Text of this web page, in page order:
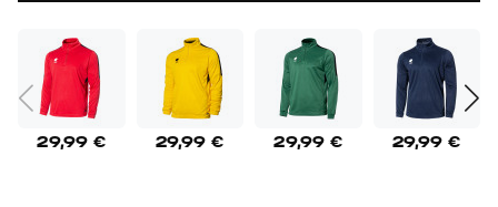
29,99 € 29,99 € 29,99 € 29,99 €